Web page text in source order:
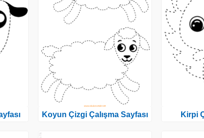
Koyun Çizgi Çalışma Sayfası Kirpi